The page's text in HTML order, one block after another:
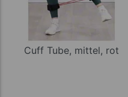
Cuff Tube, mittel, rot